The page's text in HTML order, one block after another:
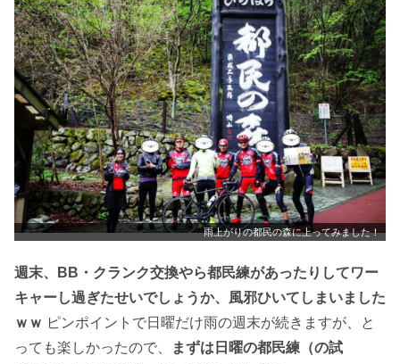
雨上がりの都民の森に上ってみました！
週末、BB・クランク交換やら都民練があったりしてワー
キャーし過ぎたせいでしょうか、風邪ひいてしまいました
ｗｗ ピンポイントで日曜だけ雨の週末が続きますが、と
っても楽しかったので、
まずは日曜の都民練（の試